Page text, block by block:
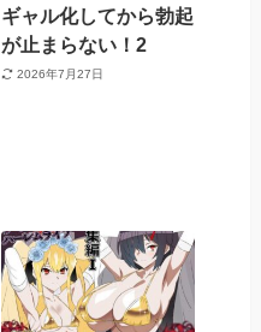
ギャル化してから勃起
が止まらない！2
2026年7月27日